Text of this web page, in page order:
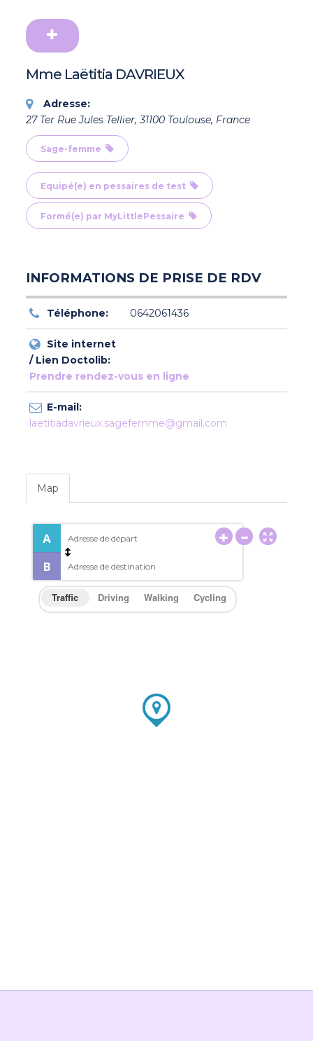
Mme Laëtitia DAVRIEUX
Adresse:
27 Ter Rue Jules Tellier, 31100 Toulouse, France
Sage-femme
Equipé(e) en pessaires de test
Formé(e) par MyLittlePessaire
INFORMATIONS DE PRISE DE RDV
Téléphone: 0642061436
Site internet
/ Lien Doctolib:
Prendre rendez-vous en ligne
E-mail:
laetitiadavrieux.sagefemme@gmail.com
Map
Traffic Driving Walking Cycling